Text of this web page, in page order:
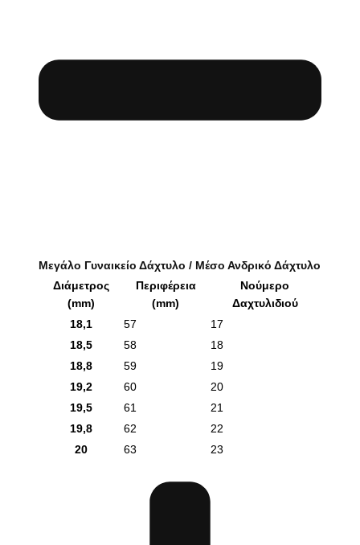
Μεγάλο Γυναικείο Δάχτυλο / Μέσο Ανδρικό Δάχτυλο
Διάμετρος
(mm)
Περιφέρεια
(mm)
Νούμερο
Δαχτυλιδιού
18,1
57
17
18,5
58
18
18,8
59
19
19,2
60
20
19,5
61
21
19,8
62
22
20
63 23